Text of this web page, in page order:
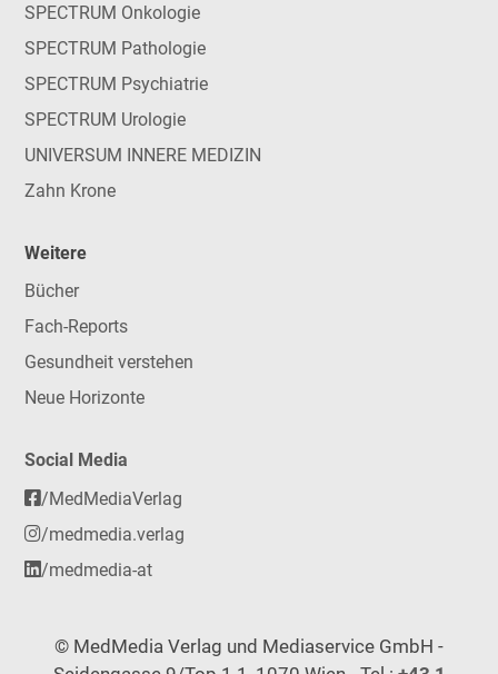
SPECTRUM Onkologie
SPECTRUM Pathologie
SPECTRUM Psychiatrie
SPECTRUM Urologie
UNIVERSUM INNERE MEDIZIN
Zahn Krone
Weitere
Bücher
Fach-Reports
Gesundheit verstehen
Neue Horizonte
Social Media
/MedMediaVerlag
/medmedia.verlag
/medmedia-at
© MedMedia Verlag und Mediaservice GmbH -